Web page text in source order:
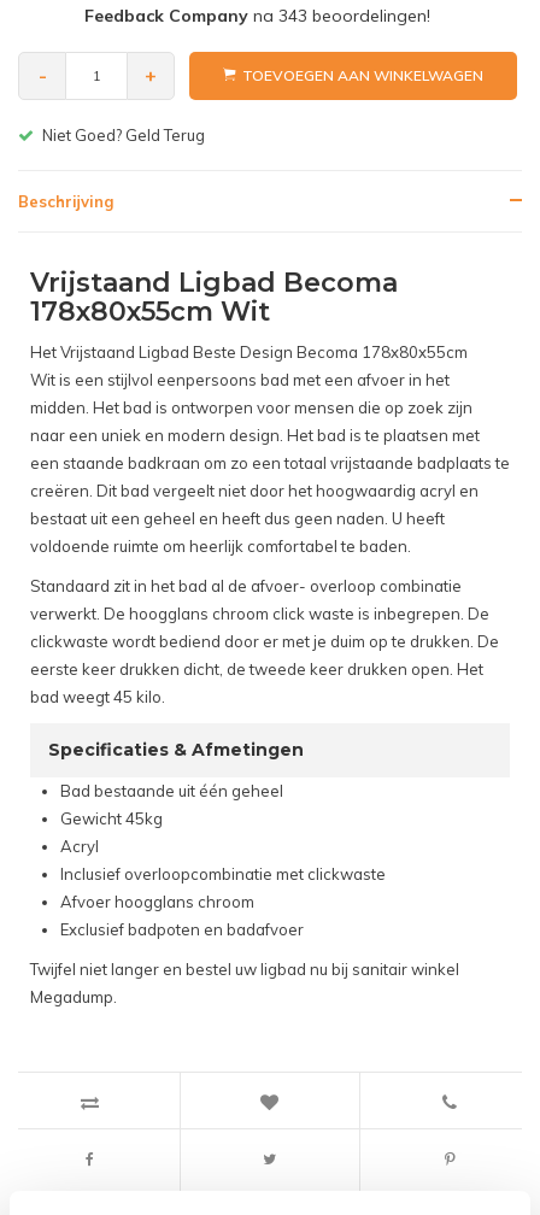
Feedback Companyna 343 beoordelingen!
- + TOEVOEGEN AAN WINKELWAGEN
Gratis bezorgen v.a. € 150,-(NL)
Beschrijving
Vrijstaand Ligbad Becoma
178x80x55cm Wit
Het Vrijstaand Ligbad Beste Design Becoma 178x80x55cm
Wit is een stijlvol eenpersoons bad met een afvoer in het
midden. Het bad is ontworpen voor mensen die op zoek zijn
naar een uniek en modern design. Het bad is te plaatsen met
een staande badkraan om zo een totaal vrijstaande badplaats te
creëren. Dit bad vergeelt niet door het hoogwaardig acryl en
bestaat uit een geheel en heeft dus geen naden. U heeft
voldoende ruimte om heerlijk comfortabel te baden.
Standaard zit in het bad al de afvoer- overloop combinatie
verwerkt. De hoogglans chroom click waste is inbegrepen. De
clickwaste wordt bediend door er met je duim op te drukken. De
eerste keer drukken dicht, de tweede keer drukken open. Het
bad weegt 45 kilo.
Specificaties & Afmetingen
Bad bestaande uit één geheel
Gewicht 45kg
Acryl
Inclusief overloopcombinatie met clickwaste
Afvoer hoogglans chroom
Exclusief badpoten en badafvoer
Twijfel niet langer en bestel uw ligbad nu bij sanitair winkel
Megadump.